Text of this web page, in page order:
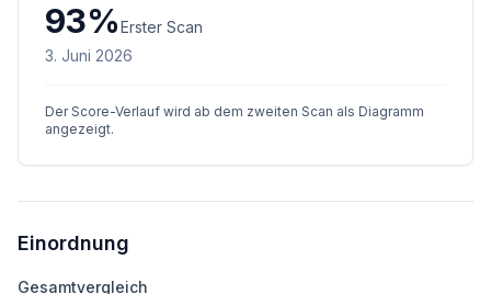
93%Erster Scan
3. Juni 2026
Der Score-Verlauf wird ab dem zweiten Scan als Diagramm
angezeigt.
Einordnung
Gesamtvergleich